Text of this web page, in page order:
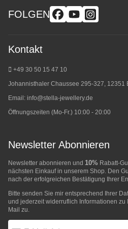
FOLGEN
Kontakt
+49 30 50 15 47 10
Johannisthaler Chaussee 295-327, 12351
Email: info@stella-jewellery.de
Öffnungszeiten (Mo-Fr.) 10:00 - 20:00
Newsletter Abonnieren
Newsletter abonnieren und 10% Rabatt-
nächsten Einkauf in unserem Shop. Den
nach der erfolgreichen Bestätigung Ihrer
Bitte senden Sie mir entsprechend Ihrer
und jederzeit widerruflich Informationen zu
Mail zu.